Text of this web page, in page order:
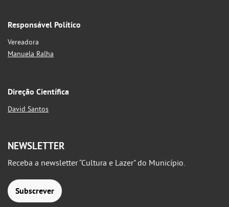
Responsável Político
Vereadora
Manuela Ralha
Direção Científica
David Santos
NEWSLETTER
Receba a newsletter “Cultura e Lazer" do Município.
Subscrever